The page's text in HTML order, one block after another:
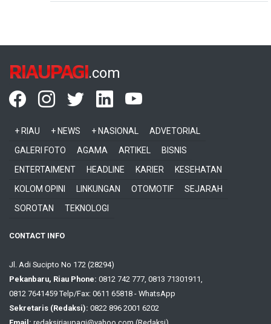
RIAUPAGI.com
+ RIAU + NEWS + NASIONAL
ADVETORIAL
GALERI FOTO
AGAMA ARTIKEL
BISNIS
ENTERTAIMENT
HEADLINE KARIER
KESEHATAN
KOLOM OPINI
LINKUNGAN OTOMOTIF
SEJARAH
SOROTAN
TEKNOLOGI
CONTACT INFO
Jl. Adi Sucipto No 172 (28294)
Pekanbaru, Riau Phone: 0812 742 777, 0813 71301911,
0812 7641459 Telp/Fax: 0611 65818 - WhatsApp
Sekretaris (Redaksi): 0822 896 2001 6202